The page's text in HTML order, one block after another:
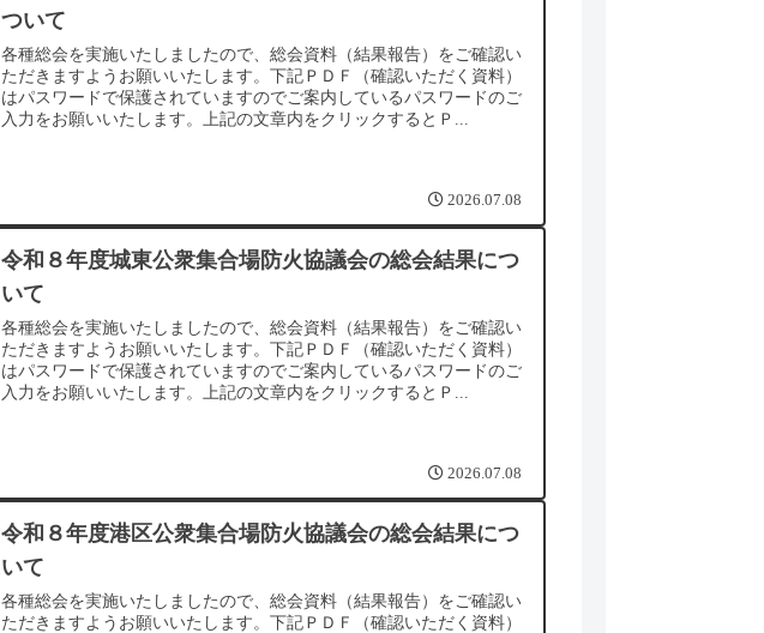
ついて
各種総会を実施いたしましたので、総会資料（結果報告）をご確認い
ただきますようお願いいたします。下記ＰＤＦ（確認いただく資料）
はパスワードで保護されていますのでご案内しているパスワードのご
入力をお願いいたします。上記の文章内をクリックするとＰ...
2026.07.08
令和８年度城東公衆集合場防火協議会の総会結果につ
いて
各種総会を実施いたしましたので、総会資料（結果報告）をご確認い
ただきますようお願いいたします。下記ＰＤＦ（確認いただく資料）
はパスワードで保護されていますのでご案内しているパスワードのご
入力をお願いいたします。上記の文章内をクリックするとＰ...
2026.07.08
令和８年度港区公衆集合場防火協議会の総会結果につ
いて
各種総会を実施いたしましたので、総会資料（結果報告）をご確認い
ただきますようお願いいたします。下記ＰＤＦ（確認いただく資料）